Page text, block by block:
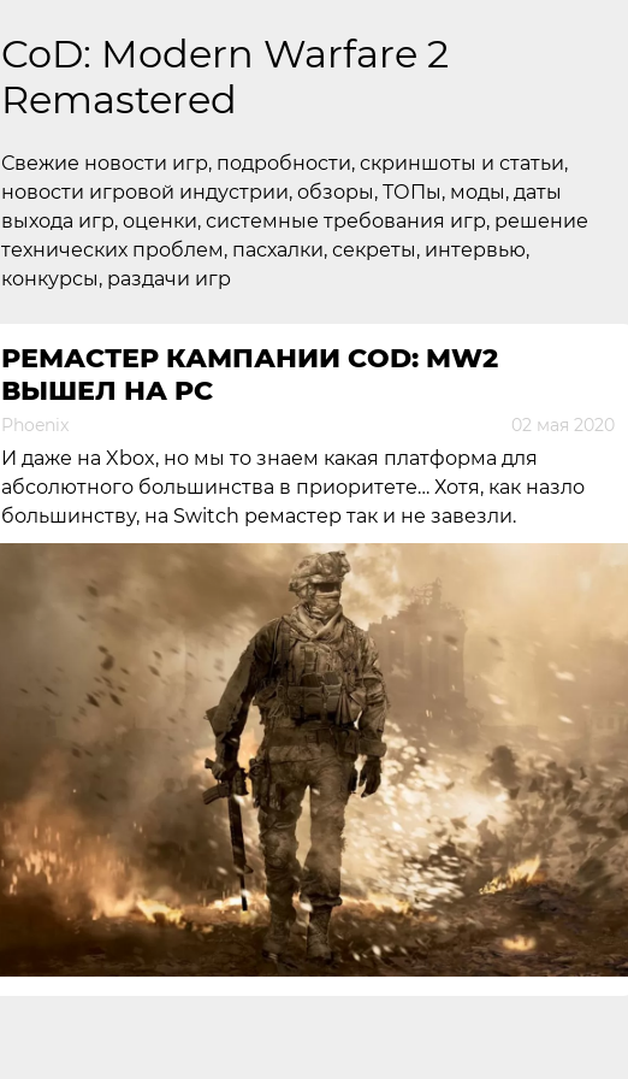
CoD: Modern Warfare 2
Remastered
Свежие новости игр, подробности, скриншоты и статьи,
новости игровой индустрии, обзоры, ТОПы, моды, даты
выхода игр, оценки, системные требования игр, решение
технических проблем, пасхалки, секреты, интервью,
конкурсы, раздачи игр
РЕМАСТЕР КАМПАНИИ COD: MW2
ВЫШЕЛ НА PC
Phoenix 02 мая 2020
И даже на Xbox, но мы то знаем какая платформа для
абсолютного большинства в приоритете… Хотя, как назло
большинству, на Switch ремастер так и не завезли.